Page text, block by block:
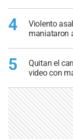
4
Violento
maniataron
5
Quitan el
video con